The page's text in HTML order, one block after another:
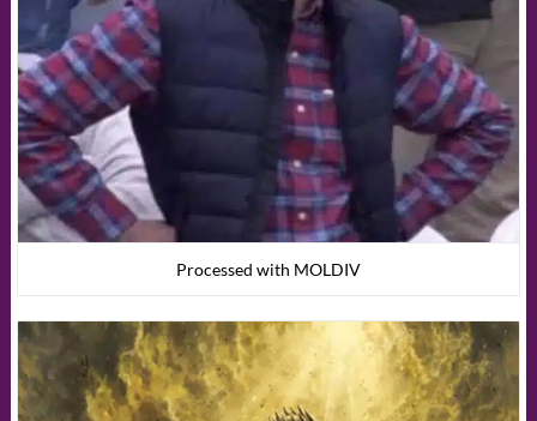
Processed with MOLDIV